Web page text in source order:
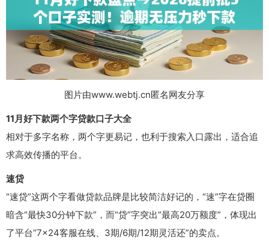
图片由www.webtj.cn匿名网友分享
11月好下款两个字贷款口子大全
相对于多字名称，两个字更易记，也利于搜索入口露出，适合追
求高效传播的平台。
速贷
“速贷”这两个字看做贷款品牌是比较简洁好记的，“速”字在贷圈
暗含“最快30分钟下款”，而“贷”字突出“最高20万额度”，体现出
了平台“7×24客服在线、3期/6期/12期灵活还”的卖点。